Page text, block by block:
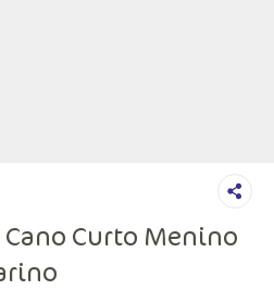
Curto Menino